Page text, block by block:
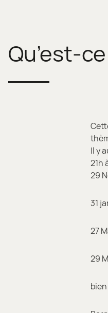
Qu’est-
Il y
21h
29
31
27
29